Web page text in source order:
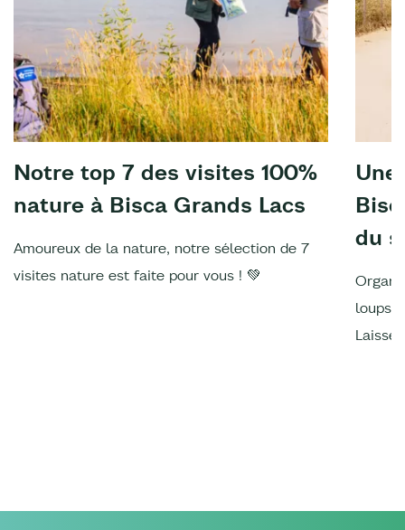
Notre top 7 des visites 100%
nature à Bisca Grands Lacs
Amoureux de la nature, notre sélection de 7
visites nature est faite pour vous ! 💚
du
loups,